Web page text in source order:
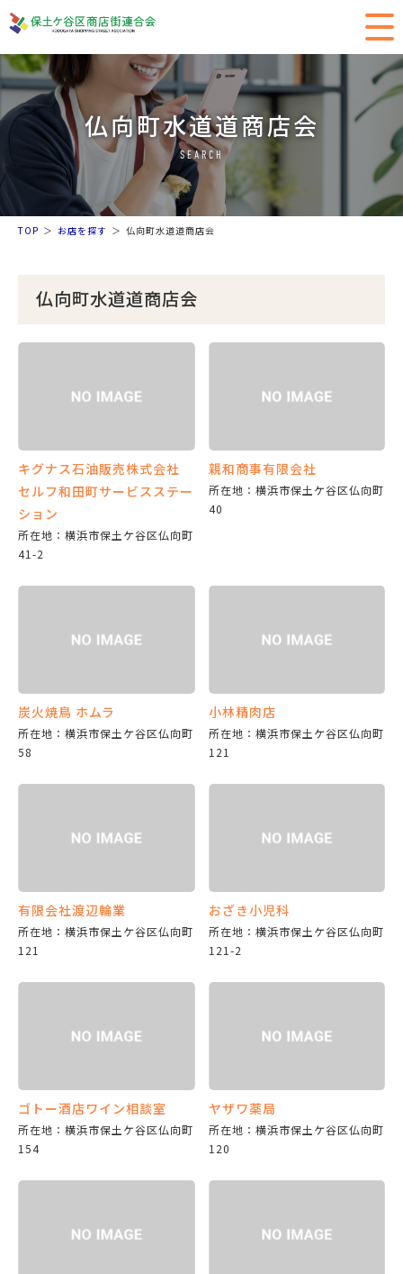
仏向町水道道商店会
SEARCH
TOP お店を探す 仏向町水道道商店会
仏向町水道道商店会
キグナス石油販売株式会社
セルフ和田町サービスステー
ション
所在地：横浜市保土ケ谷区仏向町
41-2
親和商事有限会社
所在地：横浜市保土ケ谷区仏向町
40
炭火焼鳥 ホムラ
所在地：横浜市保土ケ谷区仏向町
58
小林精肉店
所在地：横浜市保土ケ谷区仏向町
121
有限会社渡辺輪業
所在地：横浜市保土ケ谷区仏向町
121
おざき小児科
所在地：横浜市保土ケ谷区仏向町
121-2
ゴトー酒店ワイン相談室
所在地：横浜市保土ケ谷区仏向町
154
ヤザワ薬局
所在地：横浜市保土ケ谷区仏向町
120